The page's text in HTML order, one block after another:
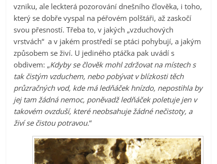
vzniku, ale leckterá pozorování dnešního člověka, i toho,
který se dobře vyspal na péřovém polštáři, až zaskočí
svou přesností. Třeba to, v jakých „vzduchových
vrstvách“ a v jakém prostředí se ptáci pohybují, a jakým
způsobem se živí. U jediného ptáčka pak uvádí s
obdivem: „Kdyby se člověk mohl zdržovat na místech s
tak čistým vzduchem, nebo pobývat vblízkosti těch
průzračných vod, kde má ledňáček hnízdo, nepostihla by
jej tam žádná nemoc, poněvadž ledňáček poletuje jen v
takovém ovzduší, které neobsahuje žádné nečistoty, a
živí se čistou potravou.“